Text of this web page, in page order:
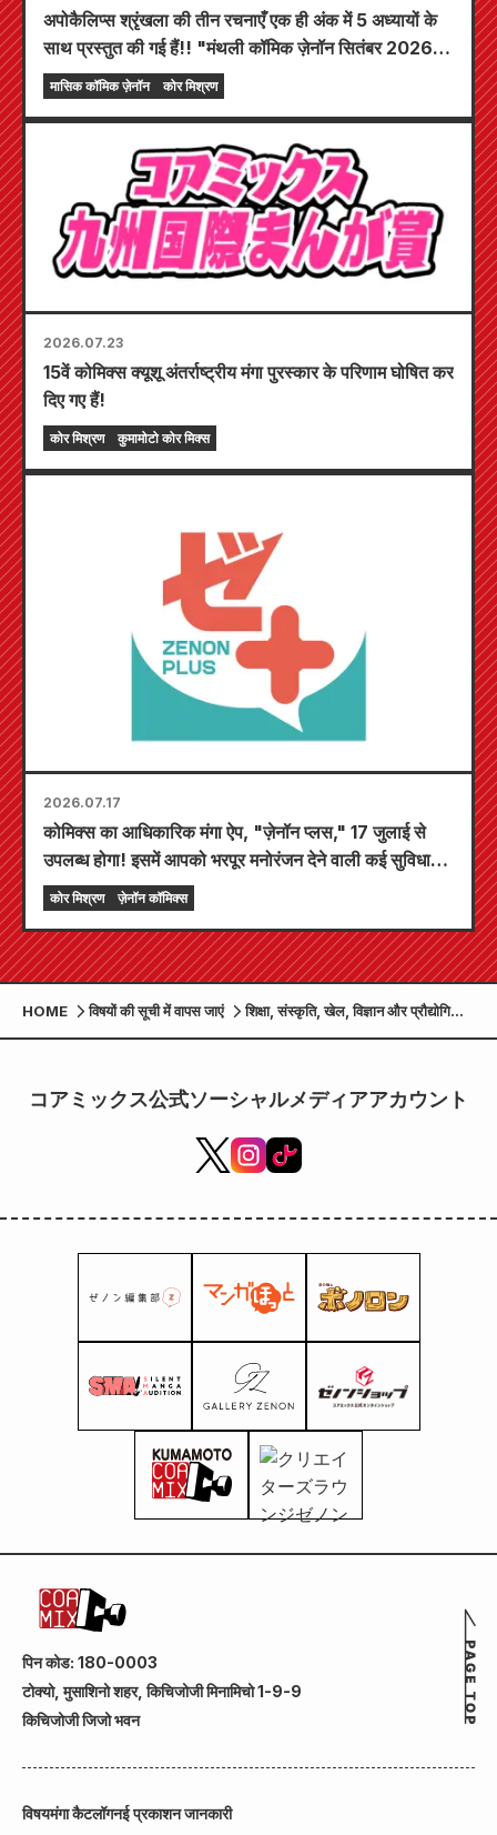
अपोकैलिप्स श्रृंखला की तीन रचनाएँ एक ही अंक में 5 अध्यायों के
साथ प्रस्तुत की गई हैं!! "मंथली कॉमिक ज़ेनॉन सितंबर 2026
अंक" 24 जुलाई से बिक्री के लिए उपलब्ध होगा!!
मासिक कॉमिक ज़ेनॉन कोर मिश्रण
2026.07.23
15वें कोमिक्स क्यूशू अंतर्राष्ट्रीय मंगा पुरस्कार के परिणाम घोषित कर
दिए गए हैं!
कोर मिश्रण कुमामोटो कोर मिक्स
2026.07.17
कोमिक्स का आधिकारिक मंगा ऐप, "ज़ेनॉन प्लस," 17 जुलाई से
उपलब्ध होगा! इसमें आपको भरपूर मनोरंजन देने वाली कई सुविधाएं
हैं, जिनमें "अपना पहला मुफ़्त अध्याय चुनें" और "दैनिक अपडेट"
शामिल हैं!
कोर मिश्रण ज़ेनॉन कॉमिक्स
HOME विषयों की सूची में वापस जाएं
शिक्षा, संस्कृति, खेल, विज्ञान और प्रौद्योगिकी
मंत्री योहेई मात्सुमोतो ने ताकामोरि हाई स्कूल
コアミックス公式ソーシャルメディアアカウント
पिन कोड: 180-0003
टोक्यो, मुसाशिनो शहर, किचिजोजी मिनामिचो 1-9-9
किचिजोजी जिजो भवन
विषयमंगा कैटलॉगनई प्रकाशन जानकारी